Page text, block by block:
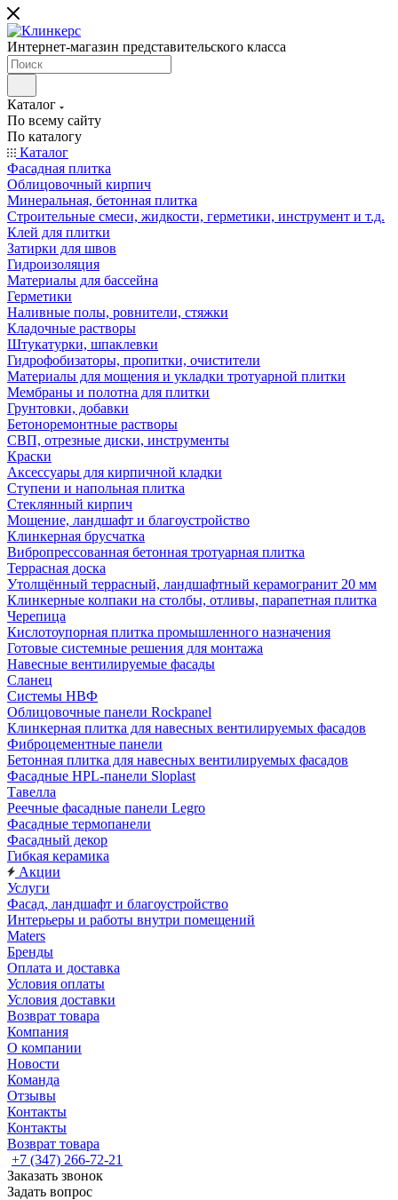
Интернет-магазин представительского класса
Каталог
По всему сайту
По каталогу
Каталог
Фасадная плитка
Облицовочный кирпич
Минеральная, бетонная плитка
Строительные смеси, жидкости, герметики, инструмент и т.д.
Клей для плитки
Затирки для швов
Гидроизоляция
Материалы для бассейна
Герметики
Наливные полы, ровнители, стяжки
Кладочные растворы
Штукатурки, шпаклевки
Гидрофобизаторы, пропитки, очистители
Материалы для мощения и укладки тротуарной плитки
Мембраны и полотна для плитки
Грунтовки, добавки
Бетоноремонтные растворы
СВП, отрезные диски, инструменты
Краски
Аксессуары для кирпичной кладки
Ступени и напольная плитка
Cтеклянный кирпич
Мощение, ландшафт и благоустройство
Клинкерная брусчатка
Вибропрессованная бетонная тротуарная плитка
Террасная доска
Утолщённый террасный, ландшафтный керамогранит 20 мм
Клинкерные колпаки на столбы, отливы, парапетная плитка
Черепица
Кислотоупорная плитка промышленного назначения
Готовые системные решения для монтажа
Навесные вентилируемые фасады
Сланец
Системы НВФ
Облицовочные панели Rockpanel
Клинкерная плитка для навесных вентилируемых фасадов
Фиброцементные панели
Бетонная плитка для навесных вентилируемых фасадов
Фасадные HPL-панели Sloplast
Тавелла
Реечные фасадные панели Legro
Фасадные термопанели
Фасадный декор
Гибкая керамика
Акции
Услуги
Фасад, ландшафт и благоустройство
Интерьеры и работы внутри помещений
Maters
Бренды
Оплата и доставка
Условия оплаты
Условия доставки
Возврат товара
Компания
О компании
Новости
Команда
Отзывы
Контакты
Контакты
Возврат товара
+7 (347) 266-72-21
Заказать звонок
Задать вопрос